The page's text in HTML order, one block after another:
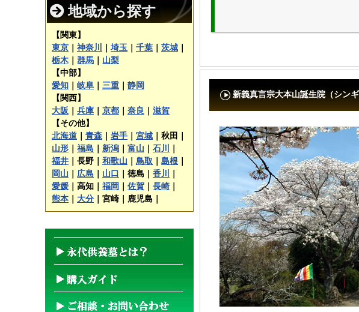
地域から探す
【関東】
東京
神奈川 埼玉 千葉 茨城
栃木
群馬
山梨
【中部】
愛知
岐阜 三重
静岡
【関西】
大阪
兵庫 京都 奈良
滋賀
【その他】
北海道
青森 岩手 宮城
秋田｜
山形
福島 新潟 富山 石川
福井
長野｜ 和歌山 鳥取 島根
岡山
広島 山口 徳島｜ 香川
愛媛
高知｜ 福岡 佐賀 長崎
熊本
大分 宮崎｜ 鹿児島｜
新義真言宗大本山誕生院（シン